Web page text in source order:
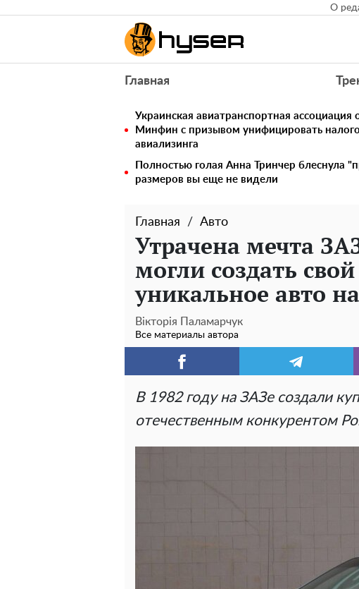
О
Главная
Украинская авиатранспортная ассоциация
Минфин с призывом унифицировать
авиализинга
Полностью голая Анна Тринчер блеснула
размеров вы еще не видели
Главная Авто
Утрачена мечта
могли создать
уникальное авто
Вікторія Паламарчук
Все материалы автора
В 1982 году на ЗАЗе создали
отечественным конкурентом